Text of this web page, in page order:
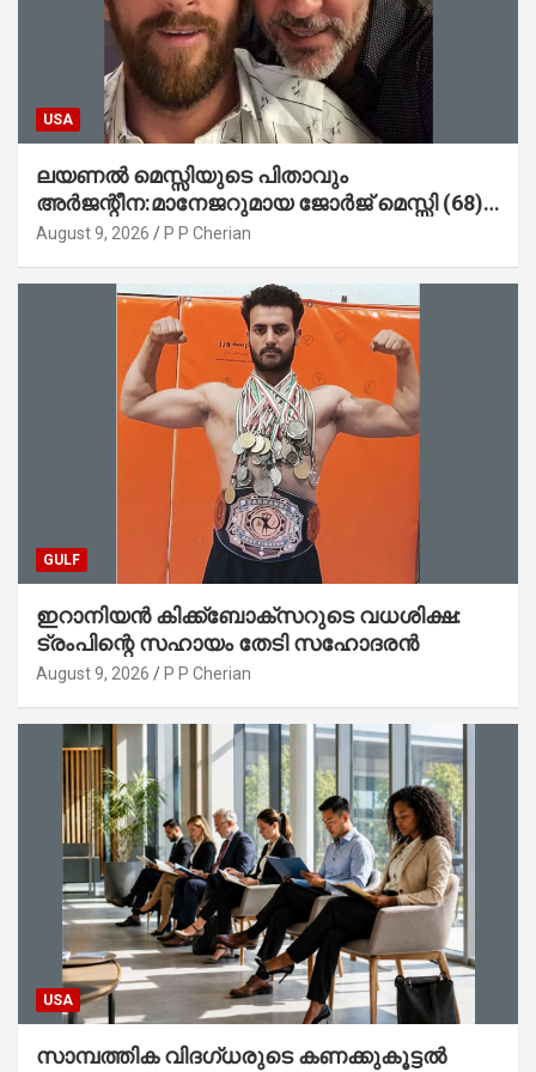
USA
ലയണൽ മെസ്സിയുടെ പിതാവും
അർജന്റീന:മാനേജറുമായ ജോർജ് മെസ്സി (68)
അന്തരിച്ചു
August 9, 2026 P P Cherian
GULF
ഇറാനിയൻ കിക്ക്ബോക്സറുടെ വധശിക്ഷ:
ട്രംപിന്റെ സഹായം തേടി സഹോദരൻ
August 9, 2026 P P Cherian
USA
സാമ്പത്തിക വിദഗ്ധരുടെ കണക്കുകൂട്ടൽ